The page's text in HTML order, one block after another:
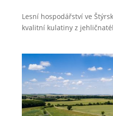
Lesní hospodářství ve
kvalitní kulatiny z